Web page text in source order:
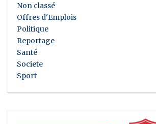
Non classé
Offres d'Emplois
Politique
Reportage
Santé
Societe
Sport